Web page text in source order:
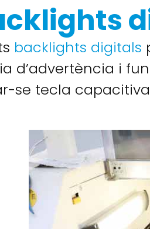
backlights digitals
d’advertència i
se tecla